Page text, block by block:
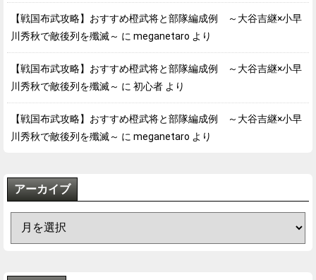
【戦国布武攻略】おすすめ橙武将と部隊編成例 ～大谷吉継×小早
川秀秋で敵後列を殲滅～ に meganetaro より
【戦国布武攻略】おすすめ橙武将と部隊編成例 ～大谷吉継×小早
川秀秋で敵後列を殲滅～ に 初心者 より
【戦国布武攻略】おすすめ橙武将と部隊編成例 ～大谷吉継×小早
川秀秋で敵後列を殲滅～ に meganetaro より
アーカイブ